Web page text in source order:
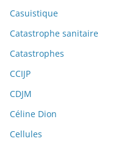
Casuistique
Catastrophe sanitaire
Catastrophes
CCIJP
CDJM
Céline Dion
Cellules